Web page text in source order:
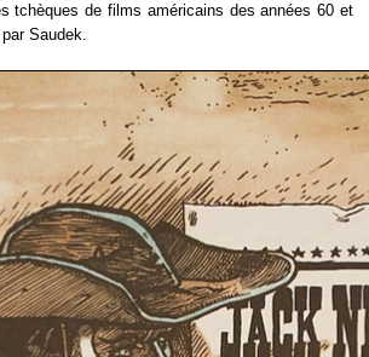
tchèques de films américains des années 60 et
Saudek.